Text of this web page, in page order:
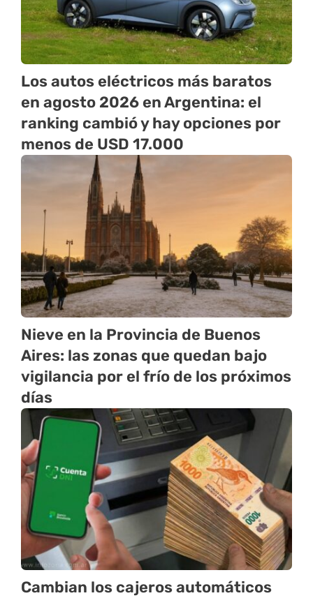
Los autos eléctricos más baratos
en agosto 2026 en Argentina: el
ranking cambió y hay opciones por
menos de USD 17.000
Nieve en la Provincia de Buenos
Aires: las zonas que quedan bajo
vigilancia por el frío de los próximos
días
Cambian los cajeros automáticos